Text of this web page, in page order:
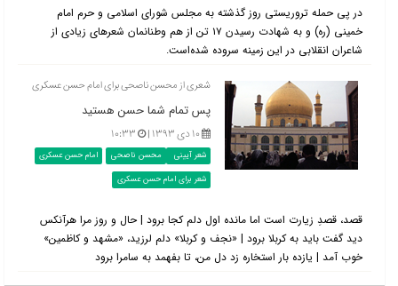
در پی حمله تروریستی روز گذشته به مجلس شورای اسلامی و حرم امام
خمینی (ره) و به شهادت رسیدن ۱۷ تن از هم وطنانمان شعر‌های زیادی از
شاعران انقلابی در این زمینه سروده شده‌است.
شعری از محسن ناصحی برای امام حسن عسکری
پس تمام شما حسن هستید
۱۰ دی ۱۳۹۳ | ۱۰:۳۳
شعر آیینی محسن ناصحی
امام حسن عسکری
شعر برای امام حسن عسکری
قصد، قصدِ زیارت است اما مانده اول دلم کجا برود | حال و روز مرا هرآنکس
دید گفت باید به کربلا برود | «نجف و کربلا» دلم لرزید، «مشهد و کاظمین»
خوب آمد | یازده بار استخاره زد دل من، تا بفهمد به سامرا برود